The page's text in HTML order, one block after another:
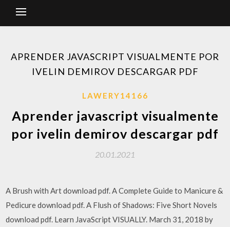
APRENDER JAVASCRIPT VISUALMENTE POR
IVELIN DEMIROV DESCARGAR PDF
LAWERY14166
Aprender javascript visualmente
por ivelin demirov descargar pdf
20.01.2021
A Brush with Art download pdf. A Complete Guide to Manicure &
Pedicure download pdf. A Flush of Shadows: Five Short Novels
download pdf. Learn JavaScript VISUALLY. March 31, 2018 by